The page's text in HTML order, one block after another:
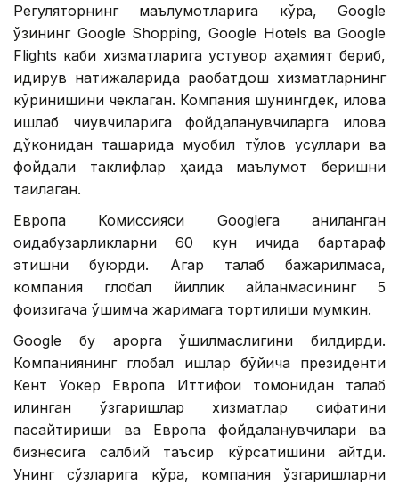
Регуляторнинг маълумотларига кўра, Google
ўзининг Google Shopping, Google Hotels ва Google
Flights каби хизматларига устувор аҳамият бериб,
қидирув натижаларида рақобатдош хизматларнинг
кўринишини чеклаган. Компания шунингдек, илова
ишлаб чиқувчиларига фойдаланувчиларга илова
дўконидан ташқарида муқобил тўлов усуллари ва
фойдали таклифлар ҳақида маълумот беришни
тақиқлаган.
Европа Комиссияси Googleга аниқланган
қоидабузарликларни 60 кун ичида бартараф
этишни буюрди. Агар талаб бажарилмаса,
компания глобал йиллик айланмасининг 5
фоизигача қўшимча жаримага тортилиши мумкин.
Google бу қарорга қўшилмаслигини билдирди.
Компаниянинг глобал ишлар бўйича президенти
Кент Уокер Европа Иттифоқи томонидан талаб
қилинган ўзгаришлар хизматлар сифатини
пасайтириши ва Европа фойдаланувчилари ва
бизнесига салбий таъсир кўрсатишини айтди.
Унинг сўзларига кўра, компания ўзгаришларни